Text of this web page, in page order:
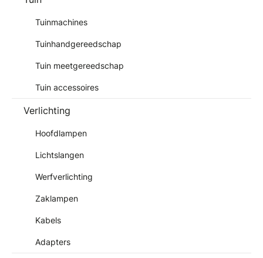
Tuinmachines
Tuinhandgereedschap
Tuin meetgereedschap
Tuin accessoires
Verlichting
Hoofdlampen
Lichtslangen
Werfverlichting
Zaklampen
Kabels
Adapters